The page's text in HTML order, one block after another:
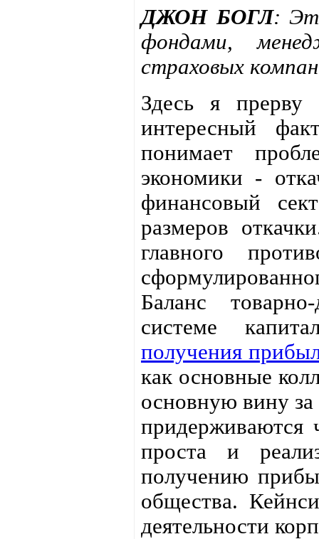
ДЖОН БОГЛ:
фондами,
страховых
Здесь я прерву
интересный
понимает
экономики -
финансовый
размеров
главного
Баланс
системе
получения
как основные
основную вину за
придерживаются
проста и
получению
общества.
деятельности